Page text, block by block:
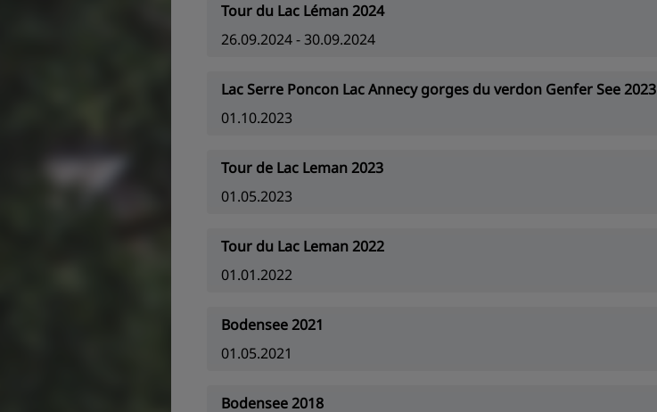
Tour du Lac Léman 2024
26.09.2024 - 30.09.2024
Lac Serre Poncon Lac Annecy gorges du verdon Genfer See 2023
01.10.2023
Tour de Lac Leman 2023
01.05.2023
Tour du Lac Leman 2022
01.01.2022
Bodensee 2021
01.05.2021
Bodensee 2018